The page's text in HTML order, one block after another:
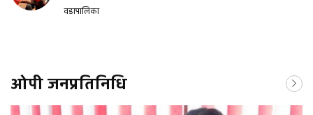
वडापालिका
ओपी जनप्रतिनिधि